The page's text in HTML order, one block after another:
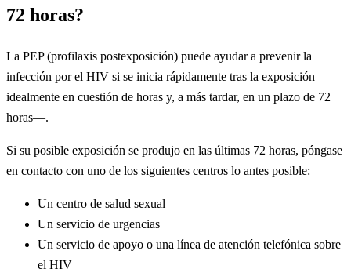
72 horas?
La PEP (profilaxis postexposición) puede ayudar a prevenir la
infección por el HIV si se inicia rápidamente tras la exposición —
idealmente en cuestión de horas y, a más tardar, en un plazo de 72
horas—.
Si su posible exposición se produjo en las últimas 72 horas, póngase
en contacto con uno de los siguientes centros lo antes posible:
Un centro de salud sexual
Un servicio de urgencias
Un servicio de apoyo o una línea de atención telefónica sobre
el HIV